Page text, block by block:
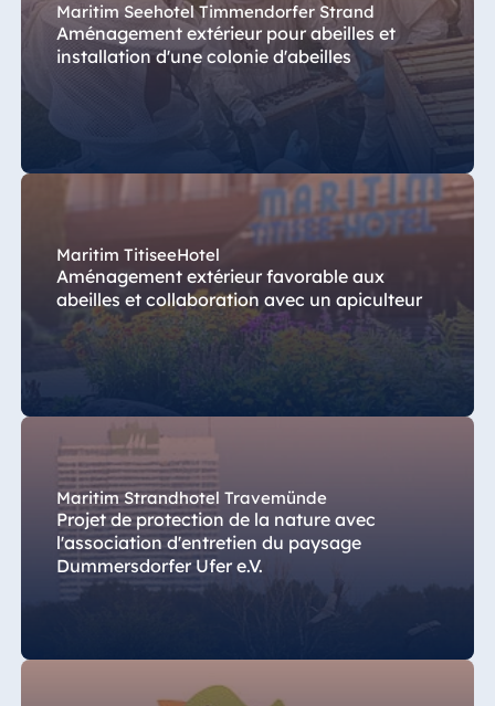
Maritim Seehotel Timmendorfer Strand
Aménagement extérieur pour abeilles et
installation d'une colonie d'abeilles
Maritim TitiseeHotel
Aménagement extérieur favorable aux
abeilles et collaboration avec un apiculteur
Maritim Strandhotel Travemünde
Projet de protection de la nature avec
l'association d'entretien du paysage
Dummersdorfer Ufer e.V.